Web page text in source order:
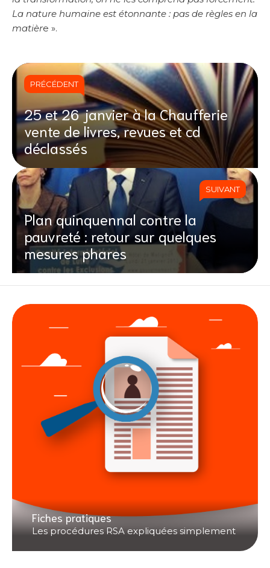
La nature humaine est étonnante : pas de règles en la
matière ».
PRÉCÉDENT
25 et 26 janvier à la Chaufferie
vente de livres, revues et cd
déclassés
SUIVANT
Plan quinquennal contre la
pauvreté : retour sur quelques
mesures phares
Fiches pratiques
Les procédures RSA expliquées simplement